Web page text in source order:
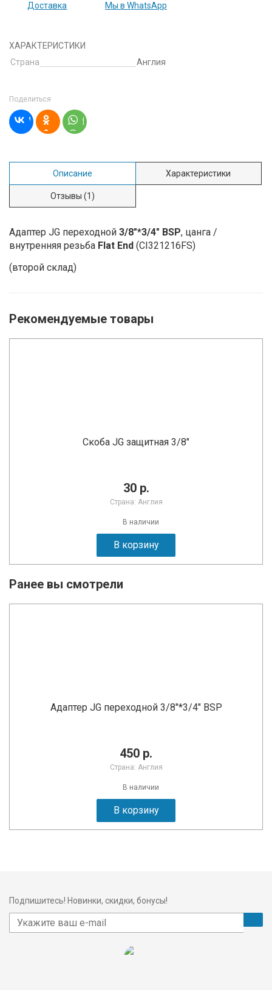
Доставка Мы в WhatsApp
ХАРАКТЕРИСТИКИ
Страна
Англия
Поделиться
Описание Характеристики
Отзывы (1)
Адаптер JG переходной 3/8"*3/4" BSP, цанга /
внутренняя резьба Flat End (CI321216FS)
(второй склад)
Рекомендуемые товары
Скоба JG защитная 3/8"
30 р.
Страна: Англия
В наличии
В корзину
Ранее вы смотрели
Адаптер JG переходной 3/8"*3/4" BSP
450 р.
Страна: Англия
В наличии
В корзину
Подпишитесь! Новинки, скидки, бонусы!